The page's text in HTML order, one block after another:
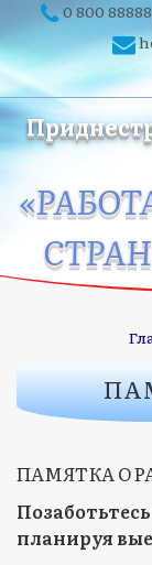
0 800 88888
ПАМЯТКА О
планируя